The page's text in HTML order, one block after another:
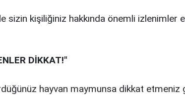
sizin kişiliğiniz hakkında önemli izlenimler
DİKKAT!"
hayvan maymunsa dikkat etmeniz